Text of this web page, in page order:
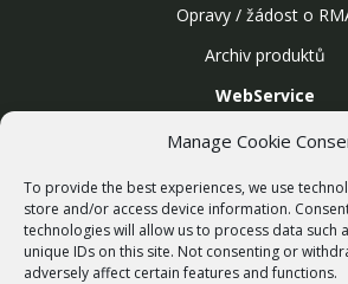
Manage Cookie
To provide the best experiences, we use
store and/or access device information.
technologies will allow us to process data such
unique IDs on this site. Not consenting or
adversely affect certain features and functions.
Opravy / žádost o
Archiv produktů
WebService
Bezdrátové sítě
Zakázková výroba
Report zranitelnosti
O NÁS